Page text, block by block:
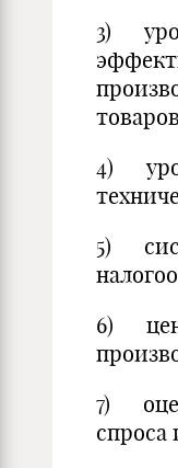
3)
4)
5)
6)
7)
спроса